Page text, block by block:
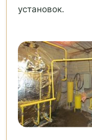
установок.